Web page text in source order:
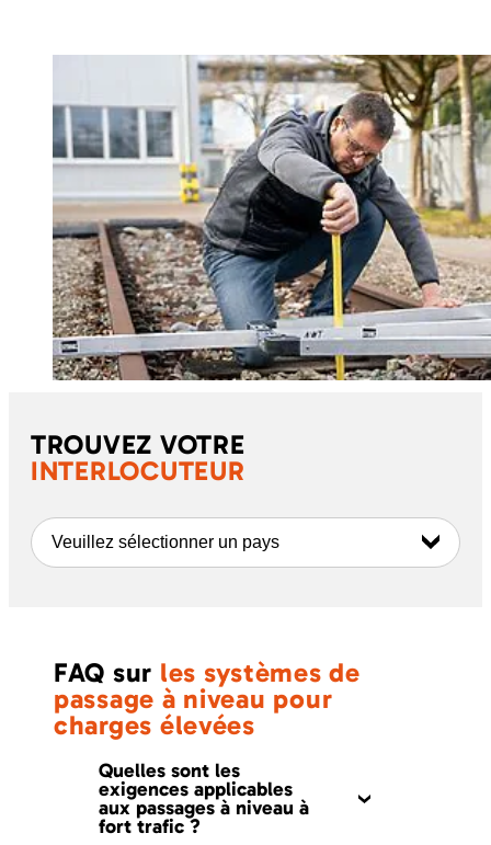
TROUVEZ VOTRE
INTERLOCUTEUR
Veuillez sélectionner un pays
FAQ sur les systèmes de
passage à niveau pour
charges élevées
Quelles sont les
exigences applicables
aux passages à niveau à
fort trafic ?